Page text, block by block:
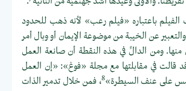
الفيلم باعتباره «فيلم رعب» لأنه ذهب للحدود
عن الخيبة من موضوعة الإيمان أو وبال أمر
ومن الدالِّ في هذه النقطة أن صانعة العمل
قالت في مقابلتها مع مجلة «فوغ»: «إن العمل
على عنف السيطرة»8، فمن خلال تدمير الذات